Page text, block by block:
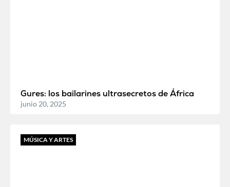
Gures: los bailarines ultrasecretos de África
junio 20, 2025
MÚSICA Y ARTES